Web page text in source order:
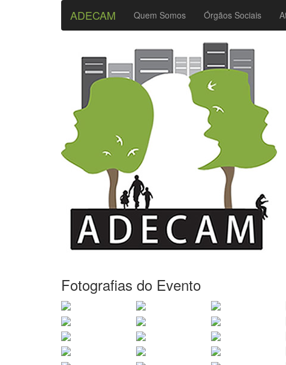
ADECAM Quem Somos Órgãos Sociais
Fotografias do Evento